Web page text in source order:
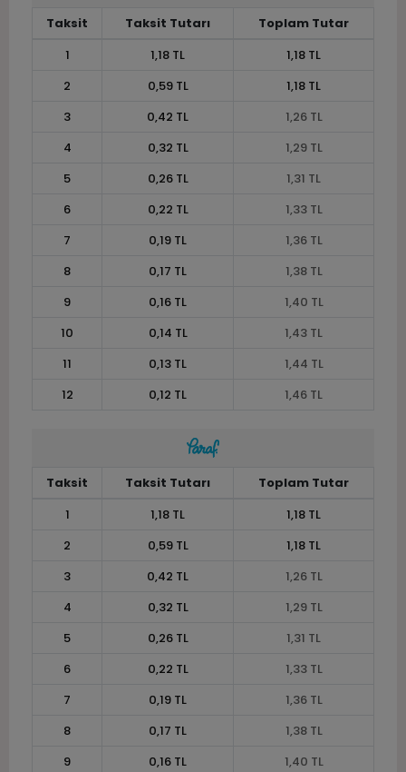
Taksit Taksit Tutarı
Toplam Tutar
1
1,18 TL
1,18 TL
2
0,59 TL
1,18 TL
3
0,42 TL
1,26 TL
4
0,32 TL
1,29 TL
5
0,26 TL
1,31 TL
6
0,22 TL
1,33 TL
7
0,19 TL
1,36 TL
8
0,17 TL
1,38 TL
9
0,16 TL
1,40 TL
10
0,14 TL
1,43 TL
11
0,13 TL
1,44 TL
12
0,12 TL 1,46 TL
Taksit Taksit Tutarı
Toplam Tutar
1
1,18 TL
1,18 TL
2
0,59 TL
1,18 TL
3
0,42 TL
1,26 TL
4
0,32 TL
1,29 TL
5
0,26 TL
1,31 TL
6
0,22 TL
1,33 TL
7
0,19 TL
1,36 TL
8
0,17 TL
1,38 TL
9
0,16 TL
1,40 TL